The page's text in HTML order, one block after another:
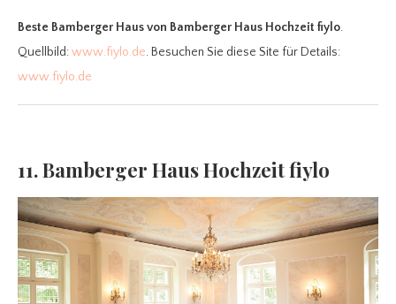
Beste Bamberger Hausvon Bamberger Haus Hochzeit fiylo.
Quellbild:www.fiylo.de. Besuchen Sie diese Site für Details:
www.fiylo.de
11. Bamberger Haus Hochzeit fiylo